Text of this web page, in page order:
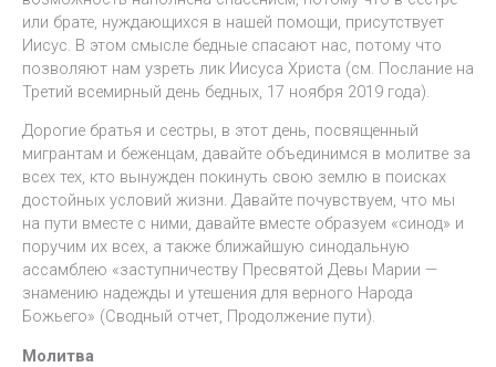
или брате, нуждающихся в нашей помощи, присутствует
Иисус. В этом смысле бедные спасают нас, потому что
позволяют нам узреть лик Иисуса Христа (см. Послание на
Третий всемирный день бедных, 17 ноября 2019 года).
Дорогие братья и сестры, в этот день, посвященный
мигрантам и беженцам, давайте объединимся в молитве за
всех тех, кто вынужден покинуть свою землю в поисках
достойных условий жизни. Давайте почувствуем, что мы
на пути вместе с ними, давайте вместе образуем «синод» и
поручим их всех, а также ближайшую синодальную
ассамблею «заступничеству Пресвятой Девы Марии —
знамению надежды и утешения для верного Народа
Божьего» (Сводный отчет, Продолжение пути).
Молитва